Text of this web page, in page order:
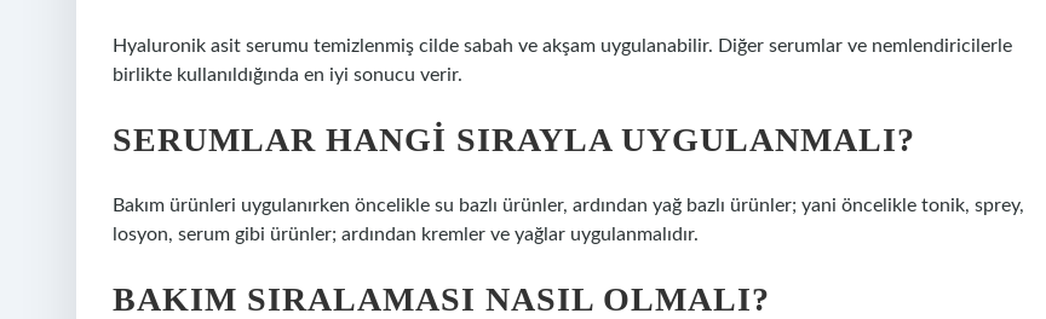
Hyaluronik asit serumu temizlenmiş cilde sabah ve akşam uygulanabilir. Diğer serumlar ve nemlendiricilerle
birlikte kullanıldığında en iyi sonucu verir.
SERUMLAR HANGI SIRAYLA UYGULANMALI?
Bakım ürünleri uygulanırken öncelikle su bazlı ürünler, ardından yağ bazlı ürünler; yani öncelikle tonik, sprey,
losyon, serum gibi ürünler; ardından kremler ve yağlar uygulanmalıdır.
BAKIM SIRALAMASI NASIL OLMALI?